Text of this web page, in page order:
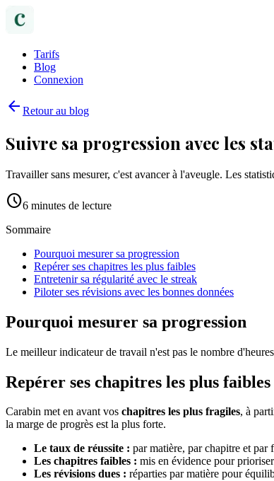
Tarifs
Blog
Connexion
arrow_back Retour au blog
Suivre sa progression avec les
Travailler sans mesurer, c'est avancer à l'aveugle. Les
schedule6 minutes de lecture
Sommaire
Pourquoi mesurer sa progression
Repérer ses chapitres les plus faibles
Entretenir sa régularité avec le streak
Piloter ses révisions avec les bonnes données
Pourquoi mesurer sa progression
Le meilleur indicateur de travail n'est pas le nombre
Repérer ses chapitres les plus faibles
Carabin met en avant vos chapitres les plus fragiles, à
la marge de progrès est la plus forte.
Le taux de réussite : par matière, par chapitre et par
Les chapitres faibles : mis en évidence pour
Les révisions dues : réparties par matière pour